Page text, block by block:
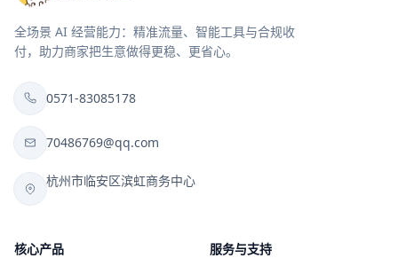
全场景 AI 经营能力：精准流量、智能工具与合规收
付，助力商家把生意做得更稳、更省心。
0571-83085178
70486769@qq.com
杭州市临安区滨虹商务中心
核心产品
服务与支持